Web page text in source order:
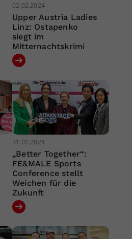
02.02.2024
Upper Austria Ladies
Linz: Ostapenko
siegt im
Mitternachtskrimi
31.01.2024
„Better Together“:
FE&MALE Sports
Conference stellt
Weichen für die
Zukunft